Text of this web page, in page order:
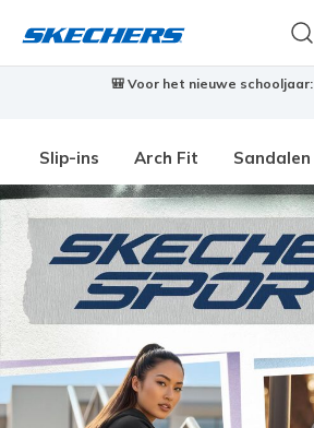
🎒 Voor het nieuwe schooljaar:
Slip-ins Arch Fit Sandalen